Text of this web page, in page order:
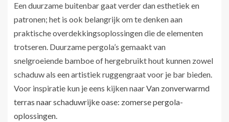
Een duurzame buitenbar gaat verder dan esthetiek en
patronen; het is ook belangrijk om te denken aan
praktische overdekkingsoplossingen die de elementen
trotseren. Duurzame pergola’s gemaakt van
snelgroeiende bamboe of hergebruikt hout kunnen zowel
schaduw als een artistiek ruggengraat voor je bar bieden.
Voor inspiratie kun je eens kijken naarVan zonverwarmd
terras naar schaduwrijke oase: zomerse pergola-
oplossingen.